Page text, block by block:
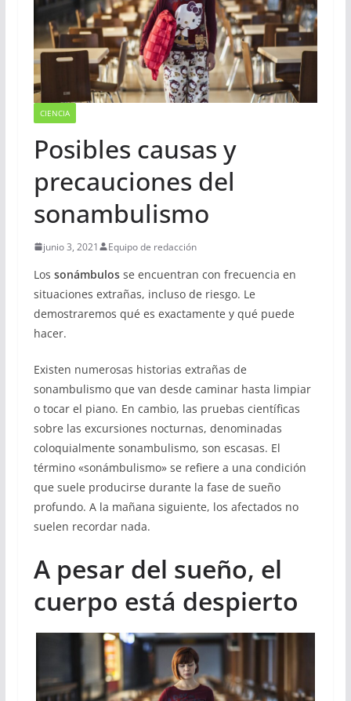
CIENCIA
Posibles causas y
precauciones del
sonambulismo
junio 3, 2021 Equipo de redacción
Los sonámbulosse encuentran con frecuencia en
situaciones extrañas, incluso de riesgo. Le
demostraremos qué es exactamente y qué puede
hacer.
Existen numerosas historias extrañas de
sonambulismo que van desde caminar hasta limpiar
o tocar el piano. En cambio, las pruebas científicas
sobre las excursiones nocturnas, denominadas
coloquialmente sonambulismo, son escasas. El
término «sonámbulismo» se refiere a una condición
que suele producirse durante la fase de sueño
profundo. A la mañana siguiente, los afectados no
suelen recordar nada.
A pesar del sueño, el
cuerpo está despierto